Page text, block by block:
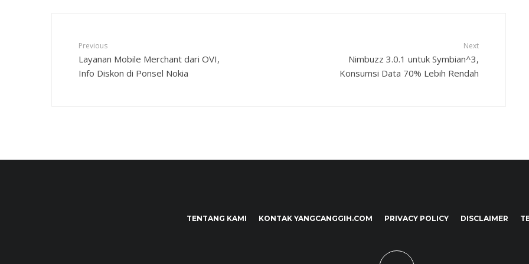
Previous
Layanan Mobile Merchant dari OVI,
Info Diskon di Ponsel Nokia
Next
Nimbuzz 3.0.1 untuk Symbian^3,
Konsumsi Data 70% Lebih Rendah
TENTANG KAMI KONTAK YANGCANGGIH.COM PRIVACY POLICY DISCLAIMER